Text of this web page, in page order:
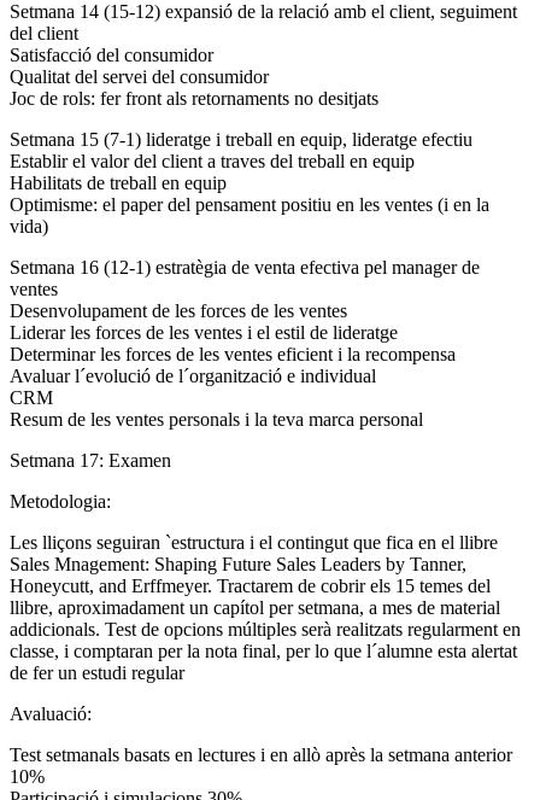
Setmana 14 (15-12) expansió de la relació amb el client, seguiment
del client
Satisfacció del consumidor
Qualitat del servei del consumidor
Joc de rols: fer front als retornaments no desitjats
Setmana 15 (7-1) lideratge i treball en equip, lideratge efectiu
Establir el valor del client a traves del treball en equip
Habilitats de treball en equip
Optimisme: el paper del pensament positiu en les ventes (i en la
vida)
Setmana 16 (12-1) estratègia de venta efectiva pel manager de
ventes
Desenvolupament de les forces de les ventes
Liderar les forces de les ventes i el estil de lideratge
Determinar les forces de les ventes eficient i la recompensa
Avaluar l´evolució de l´organització e individual
CRM
Resum de les ventes personals i la teva marca personal
Setmana 17: Examen
Metodologia:
Les lliçons seguiran `estructura i el contingut que fica en el llibre
Sales Mnagement: Shaping Future Sales Leaders by Tanner,
Honeycutt, and Erffmeyer. Tractarem de cobrir els 15 temes del
llibre, aproximadament un capítol per setmana, a mes de material
addicionals. Test de opcions múltiples serà realitzats regularment en
classe, i comptaran per la nota final, per lo que l´alumne esta alertat
de fer un estudi regular
Avaluació:
Test setmanals basats en lectures i en allò après la setmana anterior
10%